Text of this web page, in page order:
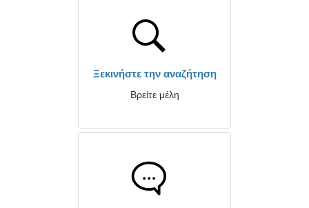
Ξεκινήστε την αναζήτηση
Βρείτε μέλη